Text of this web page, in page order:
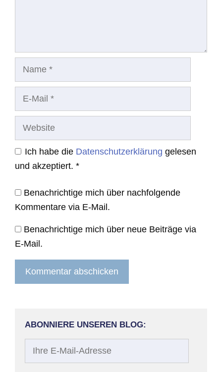
Website
Ich habe die Datenschutzerklärung gelesen
und akzeptiert. *
Benachrichtige mich über nachfolgende
Kommentare via E-Mail.
Benachrichtige mich über neue Beiträge via
E-Mail.
ABONNIERE UNSEREN BLOG: